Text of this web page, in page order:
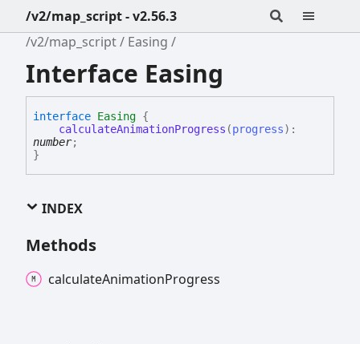
/v2/map_script - v2.56.3
/v2/map_script
Easing
Interface Easing
interface Easing {
calculateAnimationProgress (progress) :
number;
}
INDEX
Methods
calculateAnimationProgress